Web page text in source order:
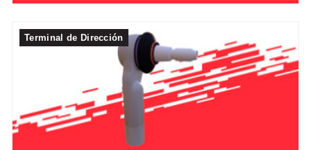
Terminal de Dirección